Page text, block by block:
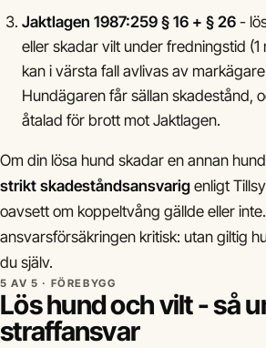
Jaktlagen 1987:259 § 16 + § 26 -
eller skadar vilt under fredningstid
kan i värsta fall avlivas av
Hundägaren får sällan skadestånd,
åtalad för brott mot Jaktlagen.
Om din lösa hund skadar en annan
strikt skadeståndsansvarig enligt
oavsett om koppeltvång gällde eller
ansvarsförsäkringen kritisk: utan giltig
du själv.
5 AV 5 · FÖREBYGG
Lös hund och vilt - så
straffansvar